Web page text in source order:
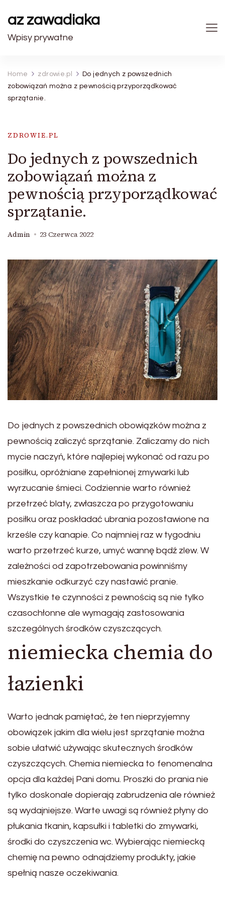
az zawadiaka
Wpisy prywatne
Home zdrowie.pl
Do jednych z powszednich
zobowiązań można z pewnością przyporządkować
sprzątanie.
ZDROWIE.PL
Do jednych z powszednich
zobowiązań można z
pewnością przyporządkować
sprzątanie.
Admin 23 Czerwca 2022
Do jednych z powszednich obowiązków można z
pewnością zaliczyć sprzątanie. Zaliczamy do nich
mycie naczyń, które najlepiej wykonać od razu po
posiłku, opróżniane zapełnionej zmywarki lub
wyrzucanie śmieci. Codziennie warto również
przetrzeć blaty, zwłaszcza po przygotowaniu
posiłku oraz poskładać ubrania pozostawione na
krześle czy kanapie. Co najmniej raz w tygodniu
warto przetrzeć kurze, umyć wannę bądź zlew. W
zależności od zapotrzebowania powinniśmy
mieszkanie odkurzyć czy nastawić pranie.
Wszystkie te czynności z pewnością są nie tylko
czasochłonne ale wymagają zastosowania
szczególnych środków czyszczących.
niemiecka chemia do
łazienki
Warto jednak pamiętać, że ten nieprzyjemny
obowiązek jakim dla wielu jest sprzątanie można
sobie ułatwić używając skutecznych środków
czyszczących. Chemia niemiecka to fenomenalna
opcja dla każdej Pani domu. Proszki do prania nie
tylko doskonale dopierają zabrudzenia ale również
są wydajniejsze. Warte uwagi są również płyny do
płukania tkanin, kapsułki i tabletki do zmywarki,
środki do czyszczenia wc. Wybierając niemiecką
chemię na pewno odnajdziemy produkty, jakie
spełnią nasze oczekiwania.